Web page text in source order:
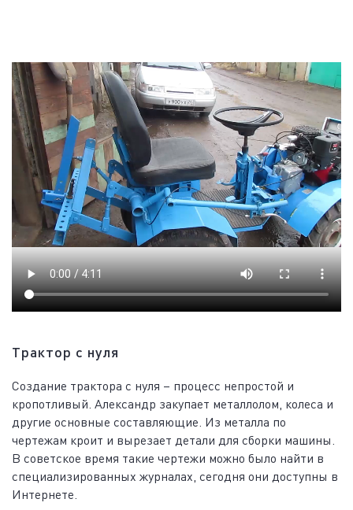
Трактор с нуля
Создание трактора с нуля – процесс непростой и
кропотливый. Александр закупает металлолом, колеса и
другие основные составляющие. Из металла по
чертежам кроит и вырезает детали для сборки машины.
В советское время такие чертежи можно было найти в
специализированных журналах, сегодня они доступны в
Интернете.